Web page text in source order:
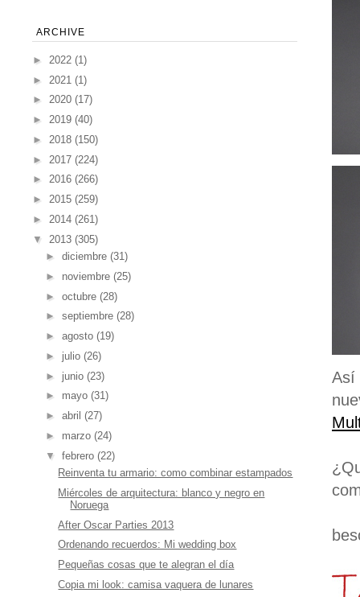
Así
ARCHIVE
► 2022 (1)
► 2021 (1)
► 2020 (17)
► 2019 (40)
► 2018 (150)
► 2017 (224)
► 2016 (266)
► 2015 (259)
► 2014 (261)
▼ 2013 (305)
► diciembre (31)
► noviembre (25)
► octubre (28)
► septiembre (28)
► agosto (19)
► julio (26)
► junio (23)
► mayo (31)
► abril (27)
► marzo (24)
▼ febrero (22)
Reinventa tu armario: como combinar estampados
Miércoles de arquitectura: blanco y negro en
Noruega
After Oscar Parties 2013
Ordenando recuerdos: Mi wedding box
Pequeñas cosas que te alegran el día
Copia mi look: camisa vaquera de lunares